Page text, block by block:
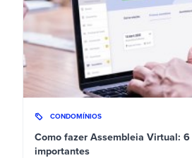
CONDOMÍNIOS
Como fazer Assembleia Virtual: 6
importantes